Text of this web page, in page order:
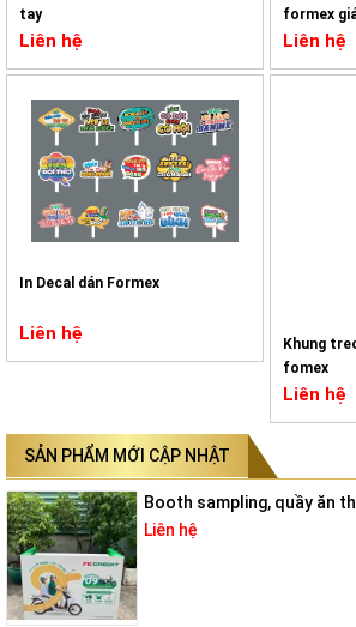
tay
Liên hệ
formex
Liên hệ
In Decal dán Formex
Liên hệ
Khung
fomex
Liên hệ
SẢN PHẨM MỚI CẬP NHẬT
Booth sampling, quầy ăn
Liên hệ